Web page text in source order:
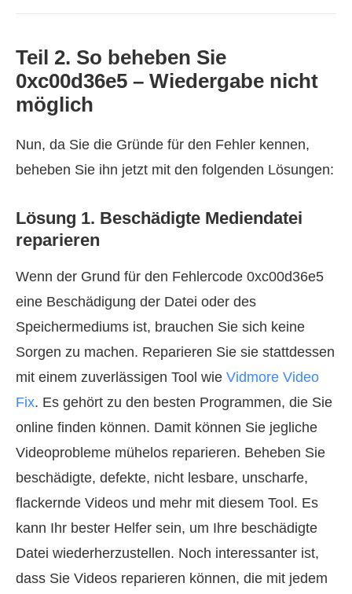
Teil 2. So beheben Sie
0xc00d36e5 – Wiedergabe nicht
möglich
Nun, da Sie die Gründe für den Fehler kennen,
beheben Sie ihn jetzt mit den folgenden Lösungen:
Lösung 1. Beschädigte Mediendatei
reparieren
Wenn der Grund für den Fehlercode 0xc00d36e5
eine Beschädigung der Datei oder des
Speichermediums ist, brauchen Sie sich keine
Sorgen zu machen. Reparieren Sie sie stattdessen
mit einem zuverlässigen Tool wie Vidmore Video
Fix. Es gehört zu den besten Programmen, die Sie
online finden können. Damit können Sie jegliche
Videoprobleme mühelos reparieren. Beheben Sie
beschädigte, defekte, nicht lesbare, unscharfe,
flackernde Videos und mehr mit diesem Tool. Es
kann Ihr bester Helfer sein, um Ihre beschädigte
Datei wiederherzustellen. Noch interessanter ist,
dass Sie Videos reparieren können, die mit jedem